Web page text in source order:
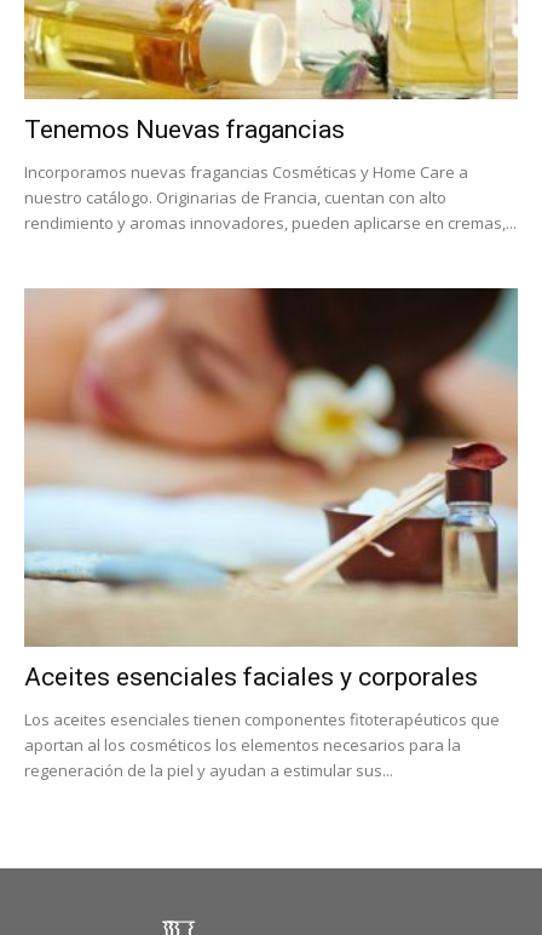
Tenemos Nuevas fragancias
Incorporamos nuevas fragancias Cosméticas y Home Care a
nuestro catálogo. Originarias de Francia, cuentan con alto
rendimiento y aromas innovadores, pueden aplicarse en cremas,...
Aceites esenciales faciales y corporales
Los aceites esenciales tienen componentes fitoterapéuticos que
aportan al los cosméticos los elementos necesarios para la
regeneración de la piel y ayudan a estimular sus...